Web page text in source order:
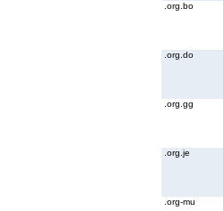
.org.bo
.org.do
.org.gg
.org.je
.org-mu